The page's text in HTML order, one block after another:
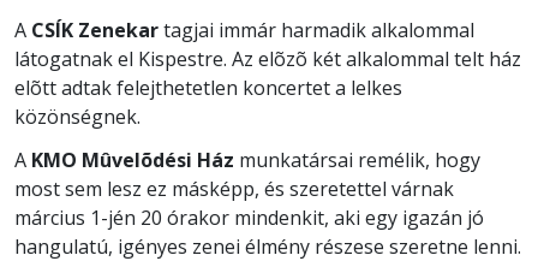
A CSÍK Zenekartagjai immár harmadik alkalommal
látogatnak el Kispestre. Az elõzõ két alkalommal telt ház
elõtt adtak felejthetetlen koncertet a lelkes
közönségnek.
A KMO Mûvelõdési Ház munkatársai remélik, hogy
most sem lesz ez másképp, és szeretettel várnak
március 1-jén 20 órakor mindenkit, aki egy igazán jó
hangulatú, igényes zenei élmény részese szeretne lenni.